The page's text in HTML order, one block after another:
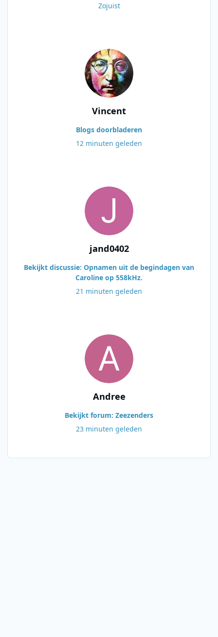
Zojuist
Vincent
Blogs doorbladeren
12 minuten geleden
jand0402
Bekijkt discussie: Opnamen uit de begindagen van
Caroline op 558kHz.
21 minuten geleden
Andree
Bekijkt forum: Zeezenders
23 minuten geleden